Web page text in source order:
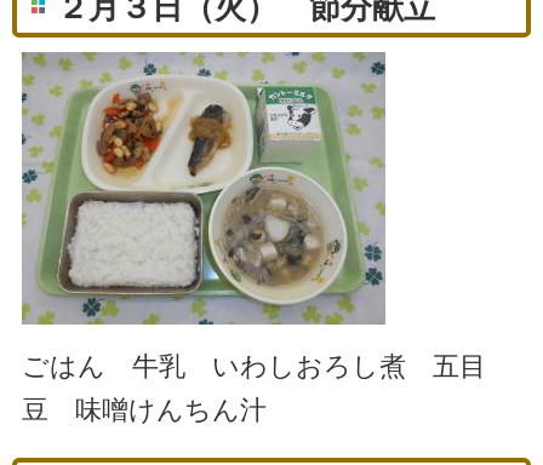
ごはん 牛乳 いわしおろし煮 五目
豆 味噌けんちん汁